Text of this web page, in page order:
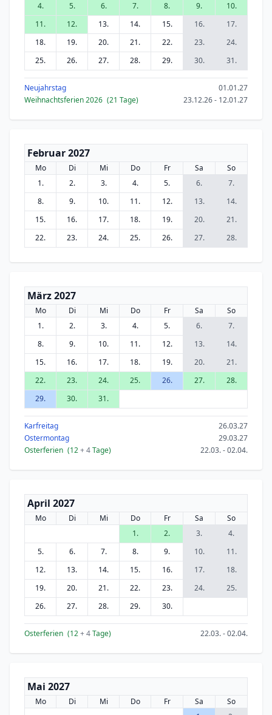
4.
5. 6. 7. 8. 9.
10.
11.
12. 13. 14. 15. 16.
17.
18.
19. 20. 21. 22. 23.
24.
25.
26. 27. 28. 29. 30. 31.
Neujahrstag
01.01.27
Weihnachtsferien 2026 (21 Tage) 23.12.26 - 12.01.27
Februar 2027
Mo Di Mi Do Fr Sa
So
1.
2. 3. 4. 5. 6.
7.
8.
9. 10. 11. 12. 13.
14.
15.
16. 17. 18. 19. 20.
21.
22.
23. 24. 25. 26. 27. 28.
März 2027
Mo Di Mi Do Fr Sa
So
1.
2. 3. 4. 5. 6.
7.
8.
9. 10. 11. 12. 13.
14.
15.
16. 17. 18. 19. 20.
21.
22.
23. 24. 25. 26. 27.
28.
29.
30. 31.
Karfreitag
26.03.27
Ostermontag
29.03.27
Osterferien (12+ 4Tage) 22.03. - 02.04.
April 2027
Mo Di Mi Do Fr Sa
So
1.
2. 3.
4.
5.
6. 7. 8. 9. 10.
11.
12.
13. 14. 15. 16. 17.
18.
19.
20. 21. 22. 23. 24.
25.
26.
27. 28. 29. 30.
Osterferien (12+ 4Tage) 22.03. - 02.04.
Mai 2027
Mo Di Mi Do Fr Sa
So